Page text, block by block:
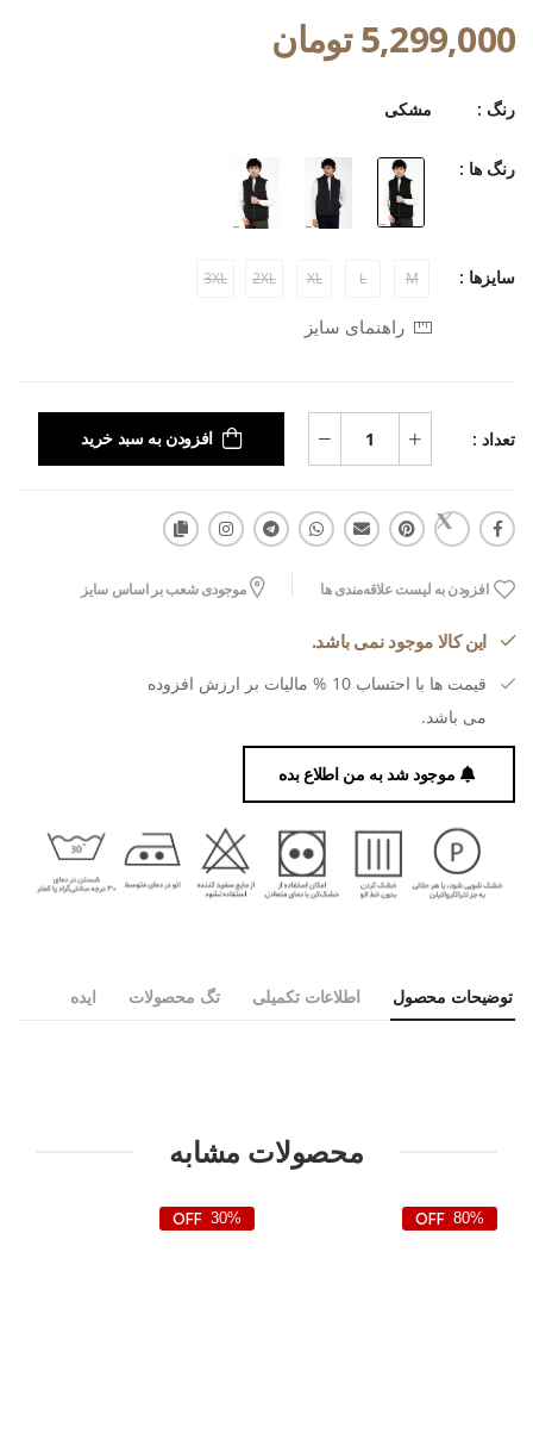
5,299,000 تومان
رنگ : مشکی
رنگ ها :
سایزها : M
L
XL
2XL
3XL
راهنمای سایز
تعداد : افزودن به سبد خرید
افزودن به لیست علاقه‌مندی ها موجودی شعب بر اساس سایز
این کالا موجود نمی باشد.
قیمت ها با احتساب 10 % مالیات بر ارزش افزوده
می باشد.
موجود شد به من اطلاع بده
توضیحات محصول اطلاعات تکمیلی تگ محصولات ایده
محصولات مشابه
80%
30%